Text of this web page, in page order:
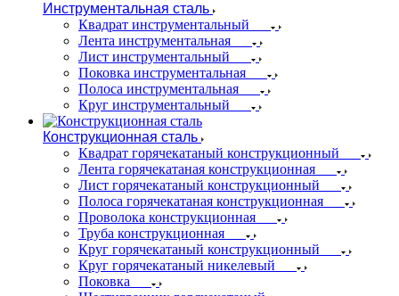
Инструментальная сталь
Квадрат инструментальный
Лента инструментальная
Лист инструментальный
Поковка инструментальная
Полоса инструментальная
Круг инструментальный
Конструкционная сталь
Квадрат горячекатаный конструкционный
Лента горячекатаная конструкционная
Лист горячекатаный конструкционный
Полоса горячекатаная конструкционная
Проволока конструкционная
Труба конструкционная
Круг горячекатаный конструкционный
Круг горячекатаный никелевый
Поковка